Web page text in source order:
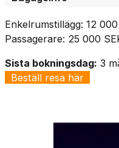
Enkelrumstillägg: 12
Passagerare: 25 000
Sista bokningsdag: 3
Beställ resa här